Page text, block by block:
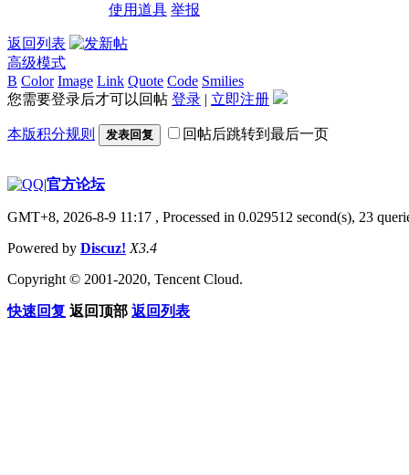
使用道具 举报
返回列表
高级模式
B Color Image Link Quote Code Smilies
您需要登录后才可以回帖 登录 | 立即注册
本版积分规则 发表回复 回帖后跳转到最后一页
|官方论坛
GMT+8, 2026-8-9 11:17 , Processed in 0.029512 second(s), 23
Powered by Discuz! X3.4
Copyright © 2001-2020, Tencent Cloud.
快速回复 返回顶部 返回列表